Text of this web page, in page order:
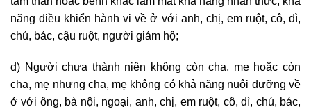
năng điều khiển hành vi về ở với anh, chị, em ruột, cô, dì,
chú, bác, cậu ruột, người giám hộ;
d) Người chưa thành niên không còn cha, mẹ hoặc còn
cha, mẹ nhưng cha, mẹ không có khả năng nuôi dưỡng về
ở với ông, bà nội, ngoại, anh, chị, em ruột, cô, dì, chú, bác,